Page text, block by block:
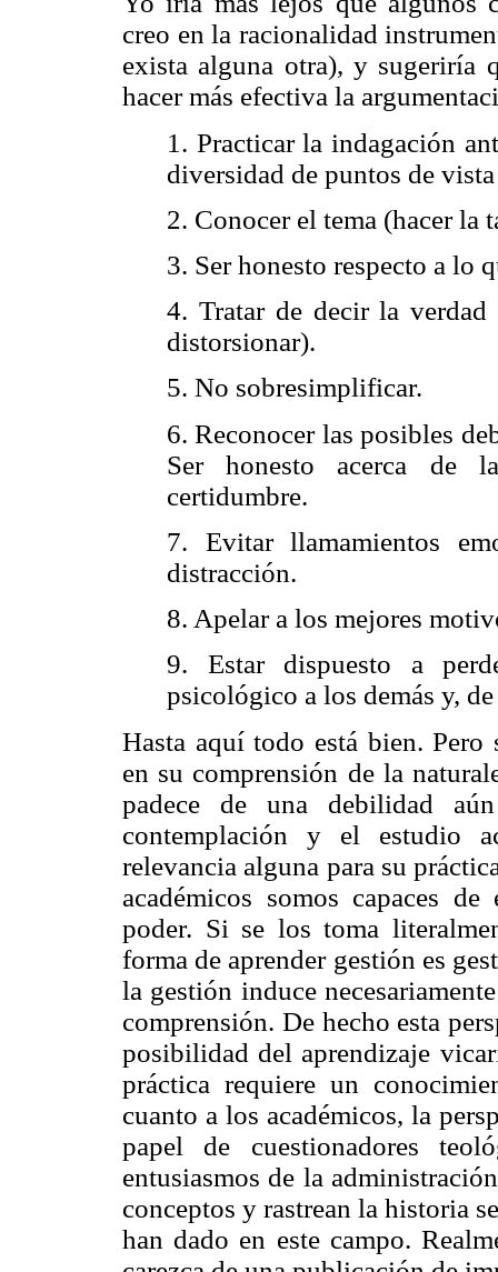
creo en la racionalidad
exista alguna otra), y sugeriría
hacer más efectiva la
1. Practicar la indagación
diversidad de puntos de
2. Conocer el tema (hacer la
3. Ser honesto respecto a lo
4. Tratar de decir la
distorsionar).
5. No sobresimplificar.
6. Reconocer las posibles
Ser honesto acerca de
certidumbre.
7. Evitar llamamientos
distracción.
8. Apelar a los mejores
9. Estar dispuesto a
psicológico a los demás y,
Hasta aquí todo está bien.
en su comprensión de la
padece de una debilidad
contemplación y el estudio
relevancia alguna para su
académicos somos capaces
poder. Si se los toma
forma de aprender gestión es
la gestión induce
comprensión. De hecho esta
posibilidad del aprendizaje
práctica requiere un
cuanto a los académicos, la
papel de cuestionadores
entusiasmos de la
conceptos y rastrean la historia
han dado en este campo.